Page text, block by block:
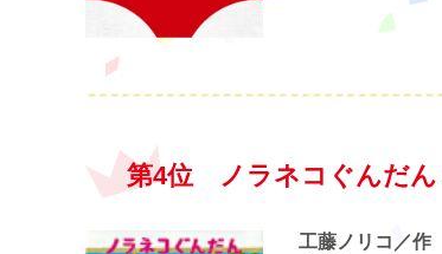
第4位 ノラネコぐんだん
工藤ノリコ／作